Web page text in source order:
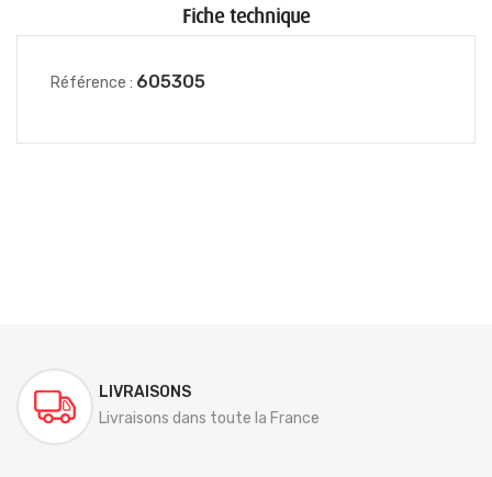
Fiche technique
Référence : 605305
LIVRAISONS
Livraisons dans toute la France